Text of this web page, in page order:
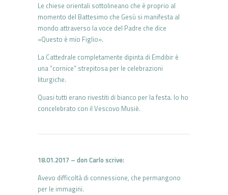
Le chiese orientali sottolineano che è proprio al
momento del Battesimo che Gesù si manifesta al
mondo attraverso la voce del Padre che dice
«Questo è mio Figlio».
La Cattedrale completamente dipinta di Emdibir è
una “cornice” strepitosa per le celebrazioni
liturgiche.
Quasi tutti erano rivestiti di bianco per la festa. Io ho
concelebrato con il Vescovo Musiè.
18.01.2017 – don Carlo scrive:
Avevo difficoltà di connessione, che permangono
per le immagini.